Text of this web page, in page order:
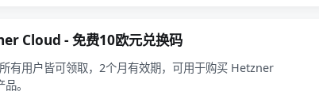
Cloud - 免费10欧元兑换码
有用户皆可领取，2个月有效期，可用于购买 Hetzner
。